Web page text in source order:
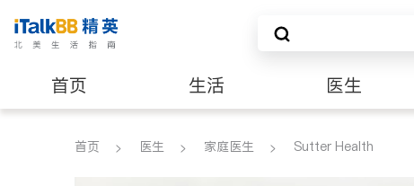
首页 生活 医生
养老 非盈利组织
首页 医生 家庭医生 Sutter Health